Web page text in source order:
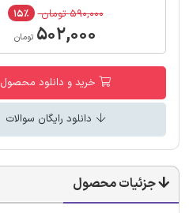
۵۹۰,۰۰۰ تومان ۱۵٪
۵۰۲,۰۰۰ تومان
خرید و دانلود محصول
دانلود رایگان سوالات
جزئیات محصول